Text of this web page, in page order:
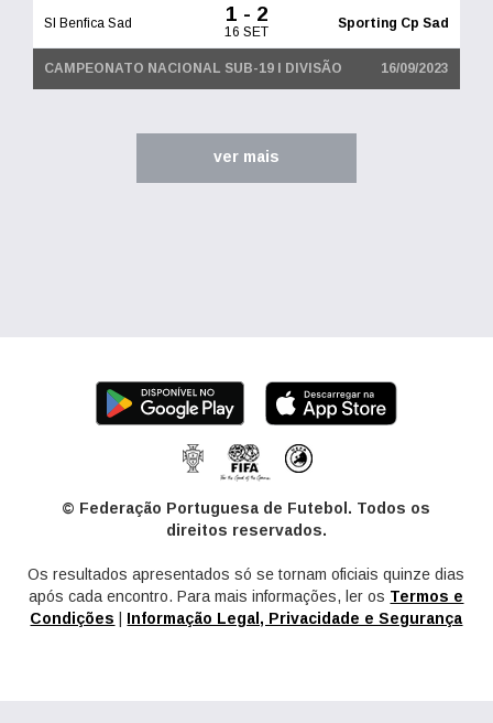
Sl Benfica Sad 1 - 2
16 SET
Sporting Cp Sad
CAMPEONATO NACIONAL SUB-19 I DIVISÃO 16/09/2023
ver mais
© Federação Portuguesa de Futebol. Todos os
direitos reservados.
Os resultados apresentados só se tornam oficiais quinze dias
após cada encontro. Para mais informações, ler os Termos e
Condições
Informação Legal, Privacidade e Segurança